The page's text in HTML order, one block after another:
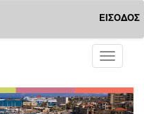
ΕΙΣΟΔΟΣ
Toggle